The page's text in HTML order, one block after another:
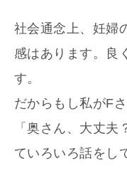
社会通念上、妊婦
感はあります。良
す。
だからもし私がF
「奥さん、大丈
ていろいろ話をし